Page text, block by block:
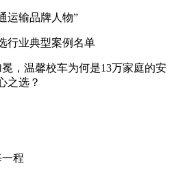
运输品牌人物”
行业典型案例名单
程